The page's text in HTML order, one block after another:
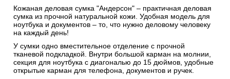
Кожаная деловая сумка "Андерсон" – практичная деловая
сумка из прочной натуральной кожи. Удобная модель для
ноутбука и документов – то, что нужно деловому человеку
на каждый день!
У сумки одно вместительное отделение с прочной
тканевой подкладкой. Внутри большой карман на молнии,
секция для ноутбука с диагональю до 15 дюймов, удобные
открытые карман для телефона, документов и ручек.